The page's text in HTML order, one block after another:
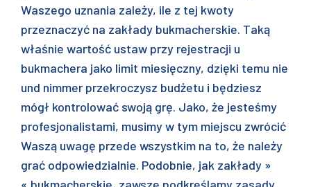
Waszego uznania zależy, ile z tej kwoty
przeznaczyć na zakłady bukmacherskie. Taką
właśnie wartość ustaw przy rejestracji u
bukmachera jako limit miesięczny, dzięki temu nie
und nimmer przekroczysz budżetu i będziesz
mógł kontrolować swoją grę. Jako, że jesteśmy
profesjonalistami, musimy w tym miejscu zwrócić
Waszą uwagę przede wszystkim na to, że należy
grać odpowiedzialnie. Podobnie, jak zakłady »